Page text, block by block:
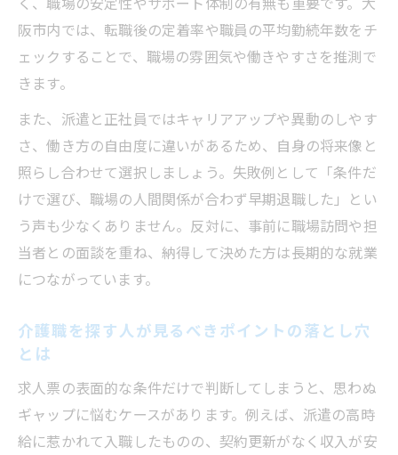
阪市内では、転職後の定着率や職員の平均勤続年数をチ
ェックすることで、職場の雰囲気や働きやすさを推測で
きます。
また、派遣と正社員ではキャリアアップや異動のしやす
さ、働き方の自由度に違いがあるため、自身の将来像と
照らし合わせて選択しましょう。失敗例として「条件だ
けで選び、職場の人間関係が合わず早期退職した」とい
う声も少なくありません。反対に、事前に職場訪問や担
当者との面談を重ね、納得して決めた方は長期的な就業
につながっています。
介護職を探す人が見るべきポイントの落とし穴
とは
求人票の表面的な条件だけで判断してしまうと、思わぬ
ギャップに悩むケースがあります。例えば、派遣の高時
給に惹かれて入職したものの、契約更新がなく収入が安